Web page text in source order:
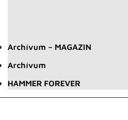
Archívum – MAGAZIN
Archívum
HAMMER FOREVER